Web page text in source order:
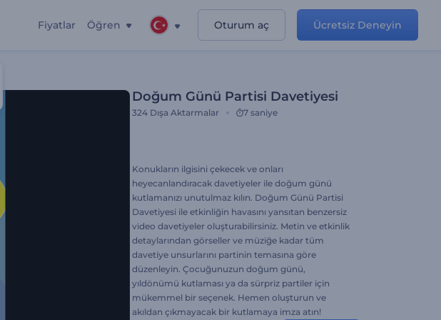
Fiyatlar Öğren Oturum aç Ücretsiz Deneyin
Doğum Günü Partisi Davetiyesi
324 Dışa Aktarmalar 7 saniye
Konukların ilgisini çekecek ve onları
heyecanlandıracak davetiyeler ile doğum günü
kutlamanızı unutulmaz kılın. Doğum Günü Partisi
Davetiyesi ile etkinliğin havasını yansıtan benzersiz
video davetiyeler oluşturabilirsiniz. Metin ve etkinlik
detaylarından görseller ve müziğe kadar tüm
davetiye unsurlarını partinin temasına göre
düzenleyin. Çocuğunuzun doğum günü,
yıldönümü kutlaması ya da sürpriz partiler için
mükemmel bir seçenek. Hemen oluşturun ve
akıldan çıkmayacak bir kutlamaya imza atın!